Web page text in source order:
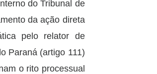
do Tribunal de
da ação direta
pelo relator de
Paraná (artigo 111)
o rito processual